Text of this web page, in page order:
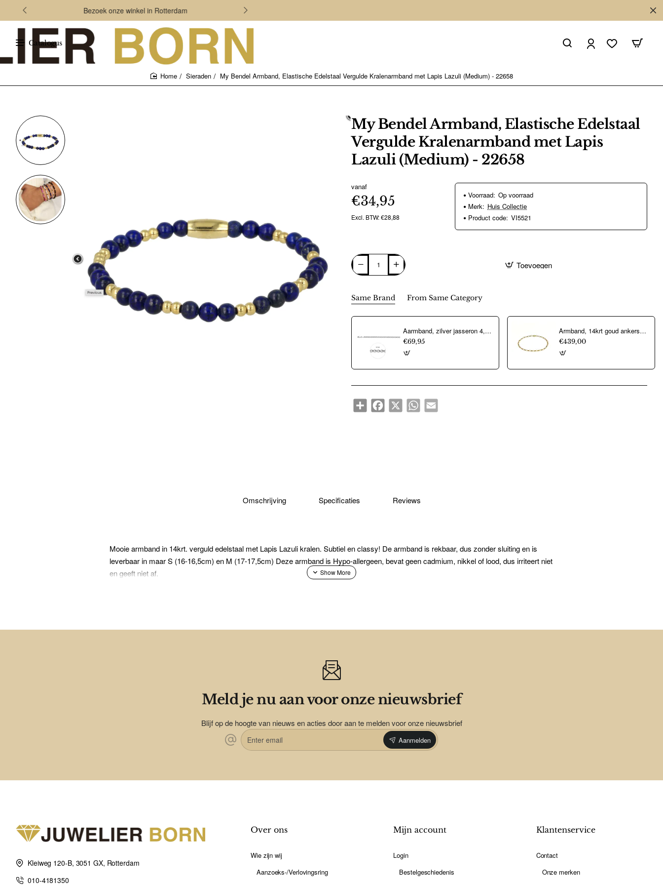
Bezoek onze winkel in Rotterdam
Catalogus
Sieraden My Bendel Armband, Elastische Edelstaal Vergulde Kralenarmband met Lapis Lazuli (Medium) - 22658
My Bendel Armband, Elastische Edelstaal
Vergulde Kralenarmband met Lapis
Lazuli (Medium) - 22658
vanaf
€34,95
Excl. BTW: €28,88
Voorraad: Op voorraad
Merk: Huis Collectie
Product code: VI5521
Toevoegen
Same Brand From Same Category
Aarmband, zilver jasseron 4,5mm. (lengte 18cm.) - 10274
€69,95
Armband, 14krt goud ankerschakel (lengte: 18,5cm.) - 22326
€439,00
ShareFacebook
X WhatsAppEmail
Omschrijving Specificaties Reviews
Mooie armband in 14krt. verguld edelstaal met Lapis Lazuli kralen. Subtiel en classy! De armband is rekbaar, dus zonder sluiting en is
leverbaar in maar S (16-16,5cm) en M (17-17,5cm) Deze armband is Hypo-allergeen, bevat geen cadmium, nikkel of lood, dus irriteert niet
en geeft niet af.
Meld je nu aan voor onze nieuwsbrief
Blijf op de hoogte van nieuws en acties door aan te melden voor onze nieuwsbrief
Enter
email
Aanmelden
Kleiweg 120-B, 3051 GX, Rotterdam
010-4181350
Over ons
Wie zijn wij
Aanzoeks-/Verlovingsring
Mijn account
Login
Bestelgeschiedenis
Klantenservice
Contact
Onze merken